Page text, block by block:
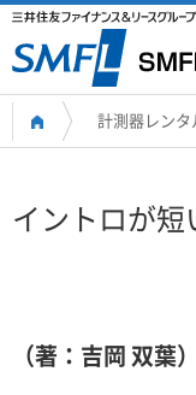
計測器レンタ
イントロが短
（著：吉岡 双葉）